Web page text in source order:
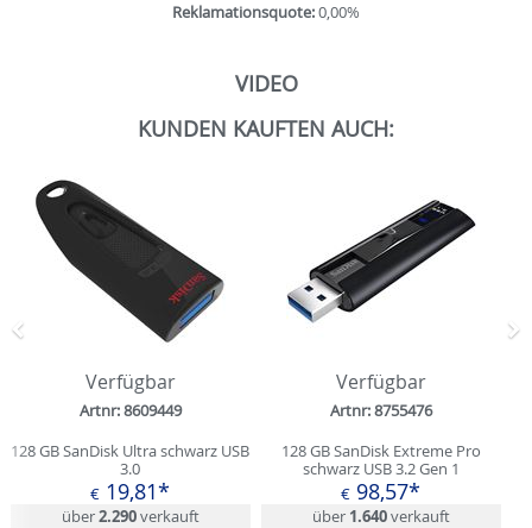
Reklamationsquote:0,00%
VIDEO
KUNDEN KAUFTEN AUCH:
Verfügbar
Artnr: 8609449
128 GB SanDisk Ultra schwarz USB
3.0
€ 19,81*
über2.290verkauft
Verfügbar
Artnr: 8755476
128 GB SanDisk Extreme Pro
schwarz USB 3.2 Gen 1
€ 98,57*
über 1.640verkauft
Zurück